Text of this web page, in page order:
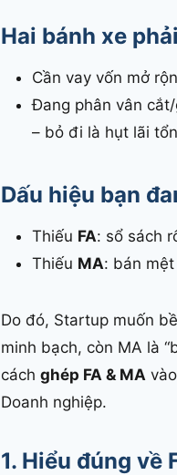
Hai bánh xe
Cần vay vốn mở
Đang phân vân
– bỏ đi là hụt lãi
Dấu hiệu bạn
Thiếu FA: sổ sách
Thiếu MA: bán
Do đó, Startup muốn
minh bạch, còn MA là
cách ghép FA & MA
Doanh nghiệp.
1. Hiểu đúng về